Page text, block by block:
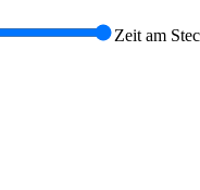
Zeit am